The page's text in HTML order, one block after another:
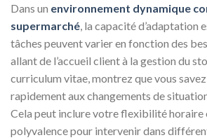
Dans un environnement dynamique
supermarché , la capacité d’adaptation
tâches peuvent varier en fonction des
allant de l’accueil client à la gestion du
curriculum vitae, montrez que vous
rapidement aux changements de
Cela peut inclure votre flexibilité horaire
polyvalence pour intervenir dans